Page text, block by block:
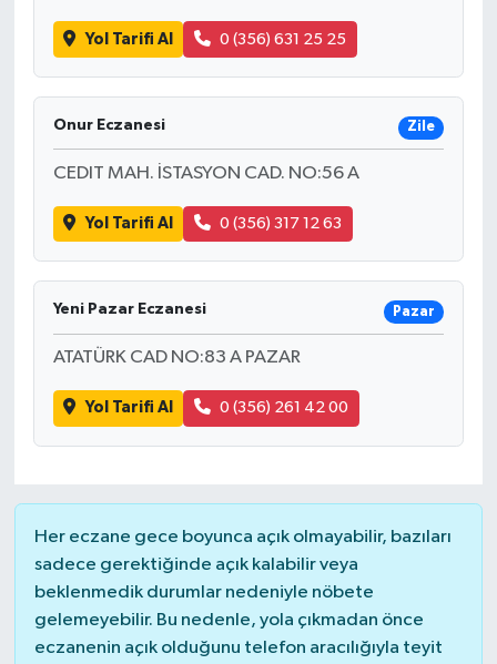
Yol Tarifi Al 0 (356) 631 25 25
Onur Eczanesi Zile
CEDIT MAH. İSTASYON CAD. NO:56 A
Yol Tarifi Al 0 (356) 317 12 63
Yeni Pazar Eczanesi Pazar
ATATÜRK CAD NO:83 A PAZAR
Yol Tarifi Al 0 (356) 261 42 00
Her eczane gece boyunca açık olmayabilir, bazıları
sadece gerektiğinde açık kalabilir veya
beklenmedik durumlar nedeniyle nöbete
gelemeyebilir. Bu nedenle, yola çıkmadan önce
eczanenin açık olduğunu telefon aracılığıyla teyit